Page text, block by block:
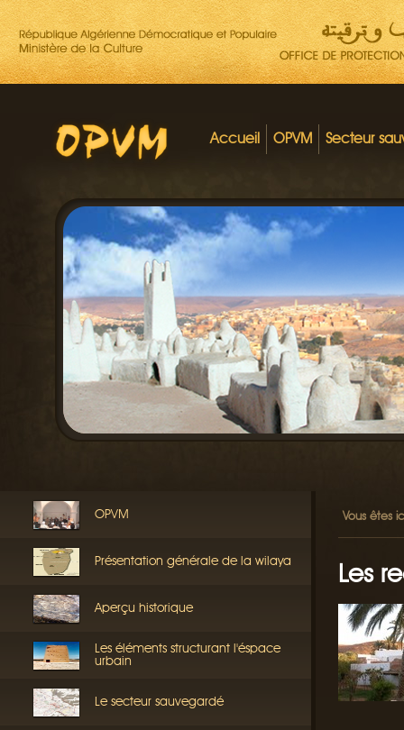
Accueil OPVM Secteur
OPVM
Présentation générale de la wilaya
Aperçu historique
Les éléments structurant l'éspace
urbain
Le secteur sauvegardé
Vous êtes
Les